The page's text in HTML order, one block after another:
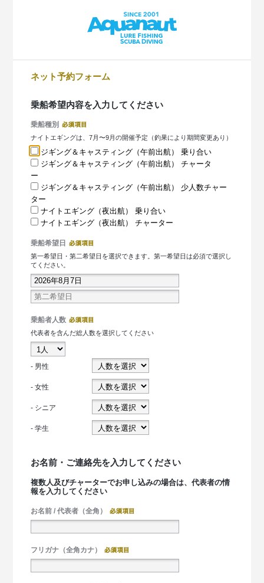
ネット予約フォーム
乗船希望内容を入力してください
乗船種別
ナイトエギングは、7月〜9月の開催予定（釣果により期間変更あり）
ジギング＆キャスティング（午前出航） 乗り合い
ジギング＆キャスティング（午前出航） チャータ
ー
ジギング＆キャスティング（午前出航） 少人数チャー
ター
ナイトエギング（夜出航） 乗り合い
ナイトエギング（夜出航） チャーター
乗船希望日
第一希望日・第二希望日を選択できます。第一希望日は必須で選択し
てください。
乗船者人数
代表者を含んだ総人数を選択してください
- 男性
- 女性
- シニア
- 学生
お名前・ご連絡先を入力してください
複数人及びチャーターでお申し込みの場合は、代表者の情
報を入力してください
お名前 / 代表者（全角）
フリガナ（全角カナ）